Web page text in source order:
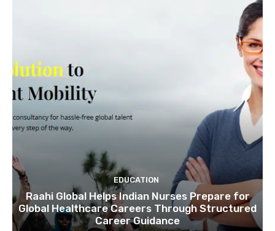
EDUCATION
Raahi Global Helps Indian Nurses Prepare for
Global Healthcare Careers Through Structured
Career Guidance